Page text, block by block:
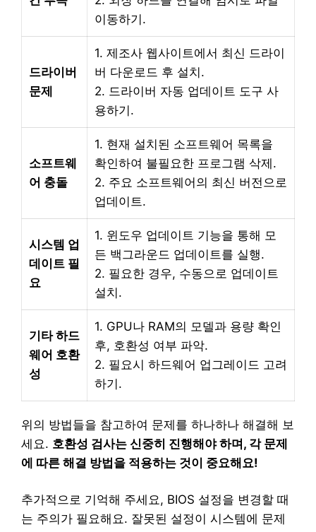
이동하기.
드라이버
문제
1. 제조사 웹사이트에서 최신 드라이
버 다운로드 후 설치.
2. 드라이버 자동 업데이트 도구 사
용하기.
소프트웨
어 충돌
1. 현재 설치된 소프트웨어 목록을
확인하여 불필요한 프로그램 삭제.
2. 주요 소프트웨어의 최신 버전으로
업데이트.
시스템 업
데이트 필
요
1. 윈도우 업데이트 기능을 통해 모
든 백그라운드 업데이트를 실행.
2. 필요한 경우, 수동으로 업데이트
설치.
기타 하드
웨어 호환
성
1. GPU나 RAM의 모델과 용량 확인
후, 호환성 여부 파악.
2. 필요시 하드웨어 업그레이드 고려
하기.
위의 방법들을 참고하여 문제를 하나하나 해결해 보
세요. 호환성 검사는 신중히 진행해야 하며, 각 문제
에 따른 해결 방법을 적용하는 것이 중요해요!
추가적으로 기억해 주세요, BIOS 설정을 변경할 때
는 주의가 필요해요. 잘못된 설정이 시스템에 문제